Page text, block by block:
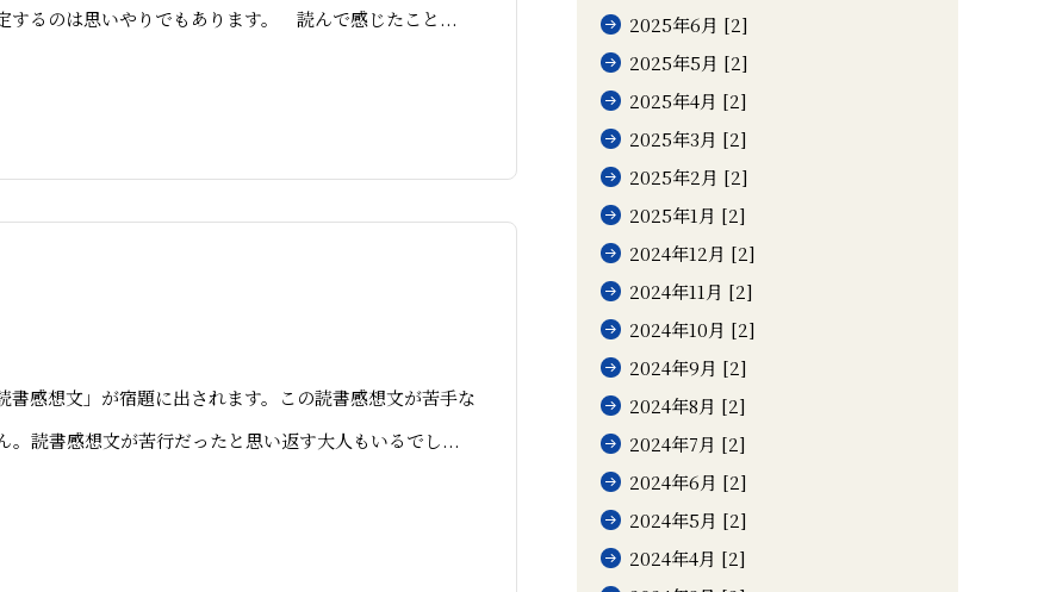
するのは思いやりでもあります。 読んで感じたこと...
感想文」が宿題に出されます。この読書感想文が苦手な
。読書感想文が苦行だったと思い返す大人もいるでし...
2025年6月 [2]
2025年5月 [2]
2025年4月 [2]
2025年3月 [2]
2025年2月 [2]
2025年1月 [2]
2024年12月 [2]
2024年11月 [2]
2024年10月 [2]
2024年9月 [2]
2024年8月 [2]
2024年7月 [2]
2024年6月 [2]
2024年5月 [2]
2024年4月 [2]